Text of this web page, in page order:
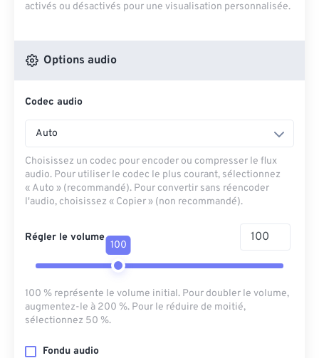
activés ou désactivés pour une visualisation personnalisée.
Options audio
Codec audio
Auto
Choisissez un codec pour encoder ou compresser le flux
audio. Pour utiliser le codec le plus courant, sélectionnez
« Auto » (recommandé). Pour convertir sans réencoder
l'audio, choisissez « Copier » (non recommandé).
Régler le volume
100
100 % représente le volume initial. Pour doubler le volume,
augmentez-le à 200 %. Pour le réduire de moitié,
sélectionnez 50 %.
Fondu audio